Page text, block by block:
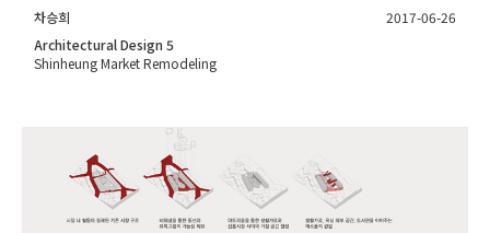
차승희
2017-06-26
Architectural Design 5
Shinheung Market Remodeling